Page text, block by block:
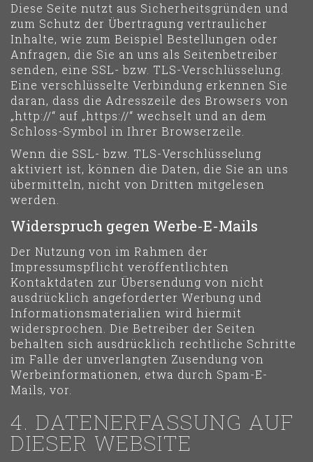
Diese Seite nutzt aus Sicherheitsgründen und
zum Schutz der Übertragung vertraulicher
Inhalte, wie zum Beispiel Bestellungen oder
Anfragen, die Sie an uns als Seitenbetreiber
senden, eine SSL- bzw. TLS-Verschlüsselung.
Eine verschlüsselte Verbindung erkennen Sie
daran, dass die Adresszeile des Browsers von
„http://“ auf „https://“ wechselt und an dem
Schloss-Symbol in Ihrer Browserzeile.
Wenn die SSL- bzw. TLS-Verschlüsselung
aktiviert ist, können die Daten, die Sie an uns
übermitteln, nicht von Dritten mitgelesen
werden.
Widerspruch gegen Werbe-E-Mails
Der Nutzung von im Rahmen der
Impressumspflicht veröffentlichten
Kontaktdaten zur Übersendung von nicht
ausdrücklich angeforderter Werbung und
Informationsmaterialien wird hiermit
widersprochen. Die Betreiber der Seiten
behalten sich ausdrücklich rechtliche Schritte
im Falle der unverlangten Zusendung von
Werbeinformationen, etwa durch Spam-E-
Mails, vor.
4. DATENERFASSUNG AUF
DIESER WEBSITE